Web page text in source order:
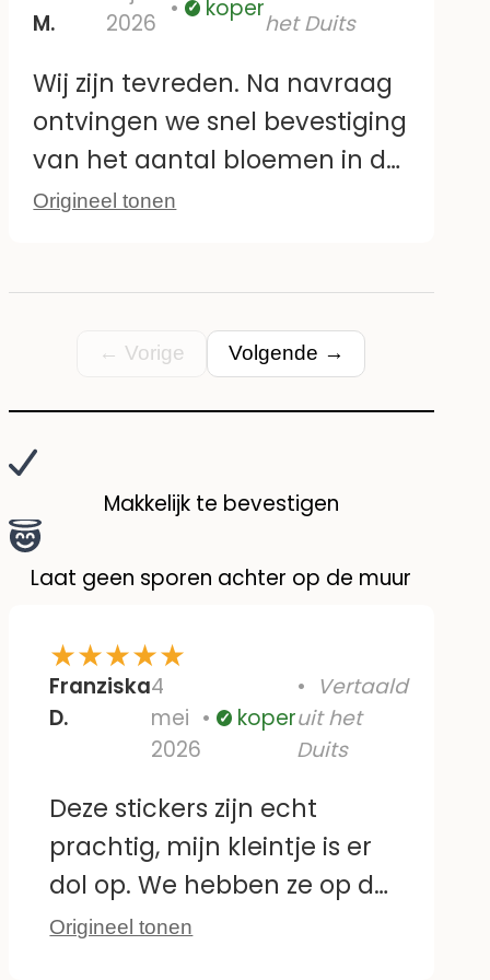
doen over hun duurzaamheid,
hoe lang ze meegaan of hoe
gemakkelijk ze te verwijderen
M.
2026
Geverifieerd
koper
het Duits
Wij zijn tevreden. Na navraag
ontvingen we snel bevestiging
van het aantal bloemen in de
set. Tot nu toe hechten ze zich
Origineel tonen
← Vorige Volgende →
Makkelijk te bevestigen
Laat geen sporen achter op de muur
★★★★★
Franziska
D.
4
mei
2026
Geverifieerd
koper
Vertaald
uit het
Duits
Deze stickers zijn echt
prachtig, mijn kleintje is er
dol op. We hebben ze op de
tegels bij de commode
Origineel tonen